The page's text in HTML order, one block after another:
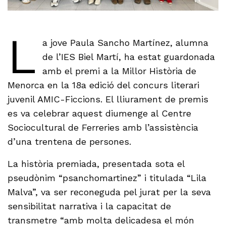
L
a jove Paula Sancho Martínez, alumna
de l’IES Biel Martí, ha estat guardonada
amb el premi a la Millor Història de
Menorca en la 18a edició del concurs literari
juvenil AMIC-Ficcions. El lliurament de premis
es va celebrar aquest diumenge al Centre
Sociocultural de Ferreries amb l’assistència
d’una trentena de persones.
La història premiada, presentada sota el
pseudònim “psanchomartinez” i titulada “Lila
Malva”, va ser reconeguda pel jurat per la seva
sensibilitat narrativa i la capacitat de
transmetre “amb molta delicadesa el món